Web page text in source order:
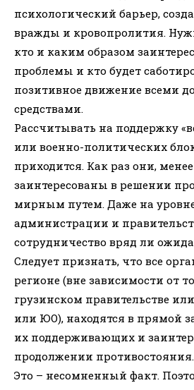
психологический барьер,
вражды и кровопролития.
кто и каким образом
проблемы и кто будет
позитивное движение всеми
средствами.
Рассчитывать на поддержку
или военно-политических
приходится. Как раз они, менее
заинтересованы в решении
мирным путем. Даже на
администрации и
сотрудничество вряд ли
Следует признать, что все
регионе (вне зависимости от
грузинском правительстве
или ЮО), находятся в прямой
их поддерживающих и
продолжении противостояния.
Это – несомненный факт.